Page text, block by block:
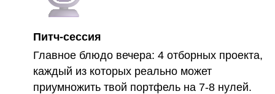
Питч-сессия
Главное блюдо вечера: 4 отборных проекта,
каждый из которых реально может
приумножить твой портфель на 7-8 нулей.